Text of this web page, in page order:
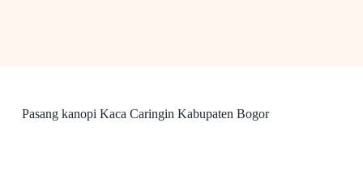
Pasang kanopi Kaca Caringin Kabupaten Bogor